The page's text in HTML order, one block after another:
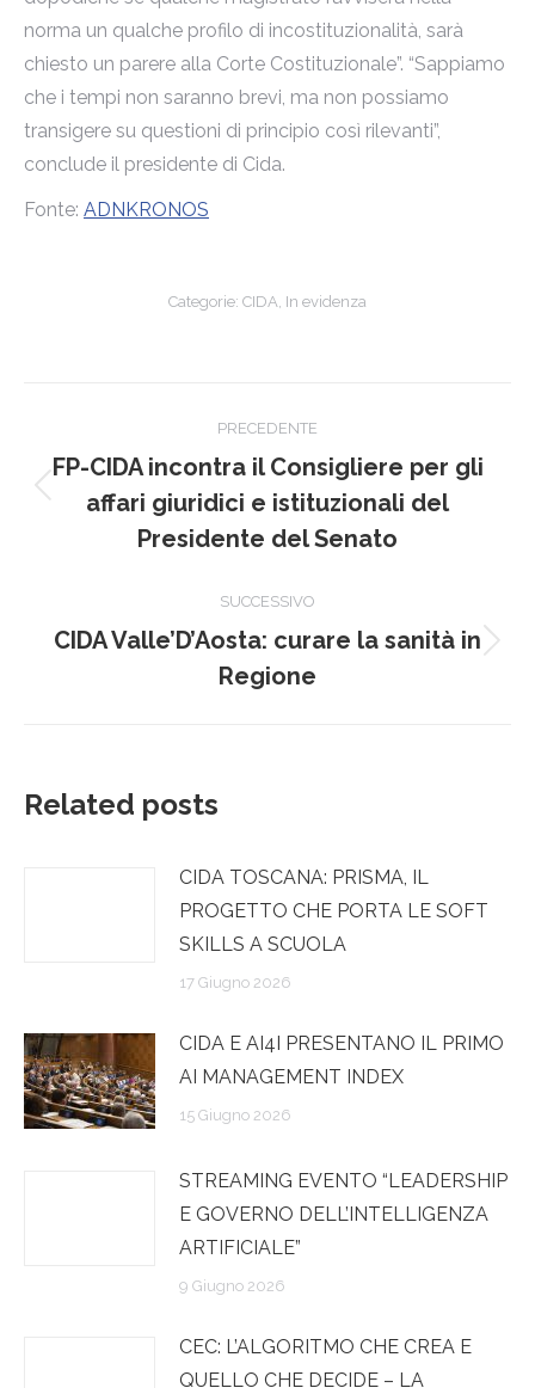
norma un qualche profilo di incostituzionalità, sarà
chiesto un parere alla Corte Costituzionale”. “Sappiamo
che i tempi non saranno brevi, ma non possiamo
transigere su questioni di principio così rilevanti”,
conclude il presidente di Cida.
Fonte: ADNKRONOS
Categorie: CIDA, In evidenza
tra
PRECEDENTE
Post
precedente:
FP-CIDA incontra il Consigliere per gli
affari giuridici e istituzionali del
Presidente del Senato
SUCCESSIVO
Prossimo
post:
CIDA Valle’D’Aosta: curare la sanità in
Regione
Related posts
CIDA TOSCANA: PRISMA, IL
PROGETTO CHE PORTA LE SOFT
SKILLS A SCUOLA
17 Giugno 2026
CIDA E AI4I PRESENTANO IL PRIMO
AI MANAGEMENT INDEX
15 Giugno 2026
STREAMING EVENTO “LEADERSHIP
E GOVERNO DELL’INTELLIGENZA
ARTIFICIALE”
9 Giugno 2026
CEC: L’ALGORITMO CHE CREA E
QUELLO CHE DECIDE – LA